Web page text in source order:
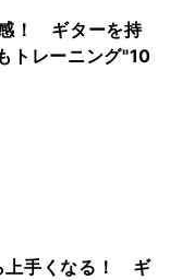
！ ギターを持
トレーニング"10
上手くなる！ ギ